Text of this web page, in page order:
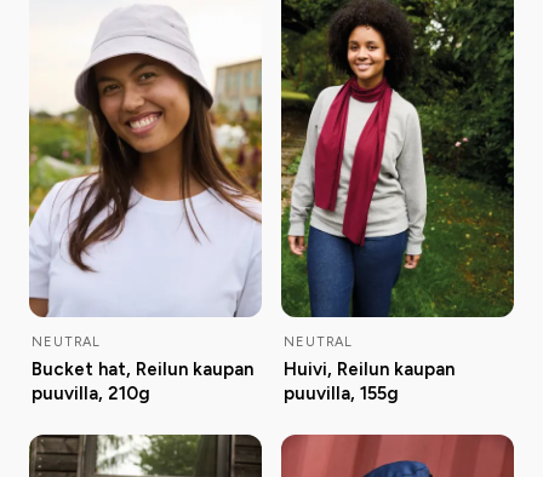
NEUTRAL
Bucket hat, Reilun kaupan
puuvilla, 210g
NEUTRAL
Huivi, Reilun kaupan
puuvilla, 155g